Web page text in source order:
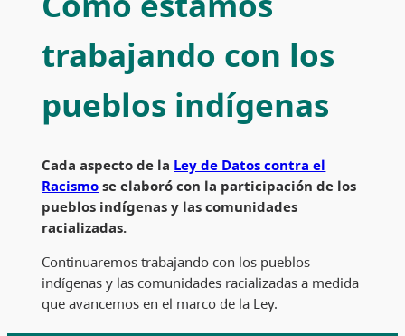
trabajando con los
pueblos indígenas
Cada aspecto de la Ley de Datos contra el
Racismo se elaboró ​​con la participación de los
pueblos indígenas y las comunidades
racializadas.
Continuaremos trabajando con los pueblos
indígenas y las comunidades racializadas a medida
que avancemos en el marco de la Ley.